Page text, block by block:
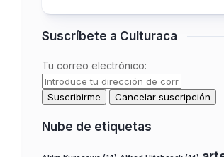
Suscríbete a Culturaca
Tu correo electrónico:
Nube de etiquetas